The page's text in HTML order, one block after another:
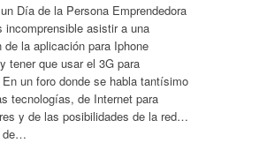
Día de la Persona Emprendedora
incomprensible asistir a una
de la aplicación para Iphone
tener que usar el 3G para
un foro donde se habla tantísimo
tecnologías, de Internet para
y de las posibilidades de la red…
de…